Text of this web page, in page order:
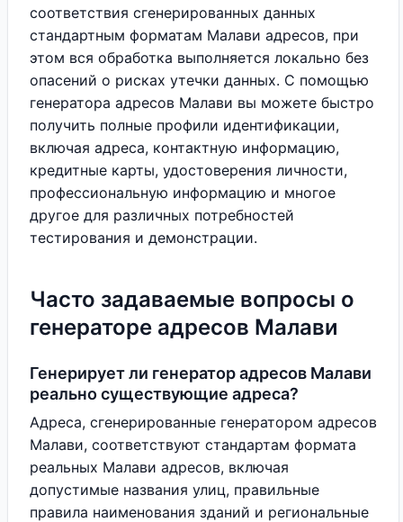
соответствия сгенерированных данных
стандартным форматам Малави адресов, при
этом вся обработка выполняется локально без
опасений о рисках утечки данных. С помощью
генератора адресов Малави вы можете быстро
получить полные профили идентификации,
включая адреса, контактную информацию,
кредитные карты, удостоверения личности,
профессиональную информацию и многое
другое для различных потребностей
тестирования и демонстрации.
Часто задаваемые вопросы о
генераторе адресов Малави
Генерирует ли генератор адресов Малави
реально существующие адреса?
Адреса, сгенерированные генератором адресов
Малави, соответствуют стандартам формата
реальных Малави адресов, включая
допустимые названия улиц, правильные
правила наименования зданий и региональные